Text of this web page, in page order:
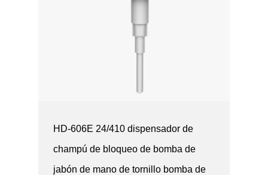
HD-606E 24/410 dispensador de
champú de bloqueo de bomba de
jabón de mano de tornillo bomba de